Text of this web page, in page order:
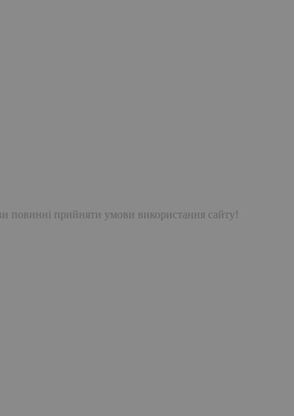
повинні прийняти умови використання сайту!